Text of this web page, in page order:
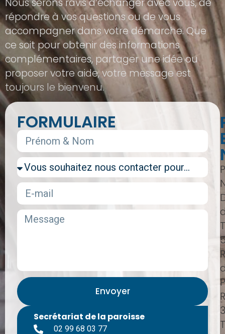
répondre à vos questions ou de vous
accompagner dans votre démarche. Que
ce soit pour obtenir des informations
complémentaires, partager une idée ou
proposer votre aide, votre message est
toujours le bienvenu.
FORMULAIRE
Envoyer
Secrétariat de la paroisse
02 99 68 03 77